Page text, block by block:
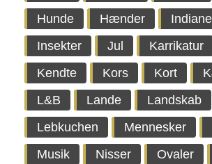
Hunde
Hænder
Insekter
Jul Karrikatur
Kendte
Kors Kort
L&B
Lande
Landskab
Lebkuchen
Mennesker
Musik
Nisser Ovaler